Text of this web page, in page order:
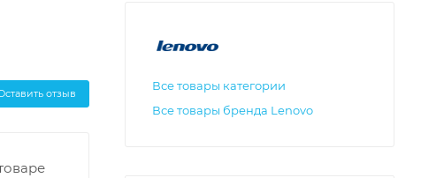
отзыв
Все товары категории
Все товары бренда Lenovo